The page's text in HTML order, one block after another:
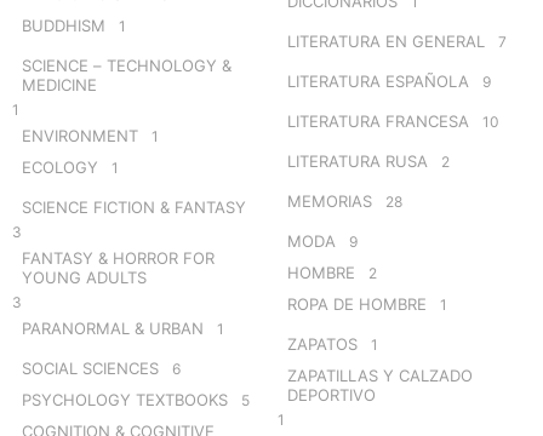
BUDDHISM 1
SCIENCE – TECHNOLOGY &
MEDICINE
1
ENVIRONMENT 1
ECOLOGY 1
SCIENCE FICTION & FANTASY
3
FANTASY & HORROR FOR
YOUNG ADULTS
3
PARANORMAL & URBAN 1
SOCIAL SCIENCES 6
PSYCHOLOGY TEXTBOOKS 5
COGNITION & COGNITIVE
LITERATURA EN GENERAL 7
LITERATURA ESPAÑOLA 9
LITERATURA FRANCESA 10
LITERATURA RUSA 2
MEMORIAS 28
MODA 9
HOMBRE 2
ROPA DE HOMBRE 1
ZAPATOS 1
ZAPATILLAS Y CALZADO
DEPORTIVO
1